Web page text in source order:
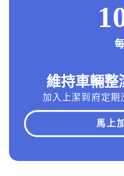
維持車輛整
加入上潔到府定期
馬上